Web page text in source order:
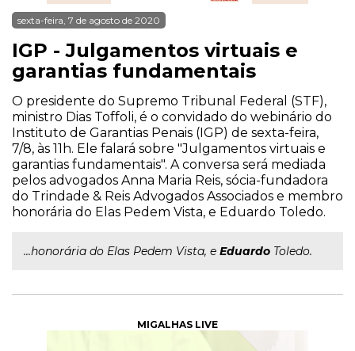
sexta-feira, 7 de agosto de 2020
IGP - Julgamentos virtuais e
garantias fundamentais
O presidente do Supremo Tribunal Federal (STF),
ministro Dias Toffoli, é o convidado do webinário do
Instituto de Garantias Penais (IGP) de sexta-feira,
7/8, às 11h. Ele falará sobre "Julgamentos virtuais e
garantias fundamentais". A conversa será mediada
pelos advogados Anna Maria Reis, sócia-fundadora
do Trindade & Reis Advogados Associados e membro
honorária do Elas Pedem Vista, e Eduardo Toledo.
...honorária do Elas Pedem Vista, e Eduardo Toledo.
MIGALHAS LIVE